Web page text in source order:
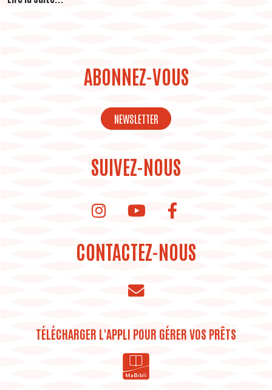
ABONNEZ-VOUS
NEWSLETTER
SUIVEZ-NOUS
instagram de la bibliothèque
Youtube de la bibliothèque
CONTACTEZ-NOUS
TÉLÉCHARGER L'APPLI POUR GÉRER VOS PRÊTS